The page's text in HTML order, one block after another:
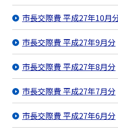
市長交際費 平成27年10月
市長交際費 平成27年9月分
市長交際費 平成27年8月分
市長交際費 平成27年7月分
市長交際費 平成27年6月分